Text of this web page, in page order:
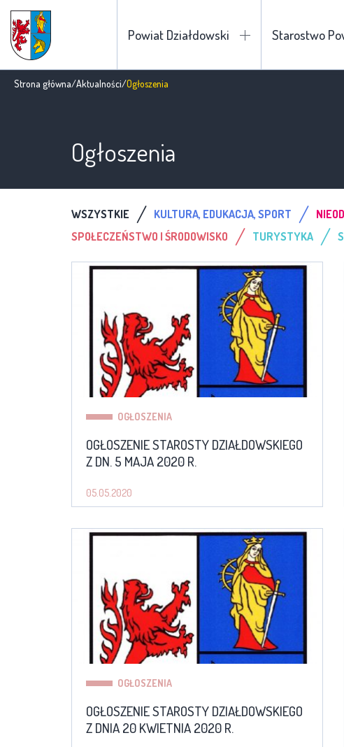
Powiat Działdowski Starostwo
Strona główna/Aktualności/Ogłoszenia
Ogłoszenia
WSZYSTKIE / KULTURA, EDUKACJA, SPORT /
SPOŁECZEŃSTWO I ŚRODOWISKO / TURYSTYKA /
OGŁOSZENIA
OGŁOSZENIE STAROSTY DZIAŁDOWSKIEGO
Z DN. 5 MAJA 2020 R.
05.05.2020
OGŁOSZENIA
OGŁOSZENIE STAROSTY DZIAŁDOWSKIEGO
Z DNIA 20 KWIETNIA 2020 R.